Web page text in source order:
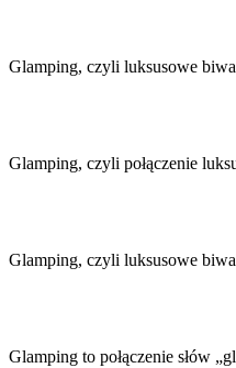
Glamping, czyli luksusowe
Glamping, czyli połączenie
Glamping, czyli luksusowe
Glamping to połączenie słów
wpisu